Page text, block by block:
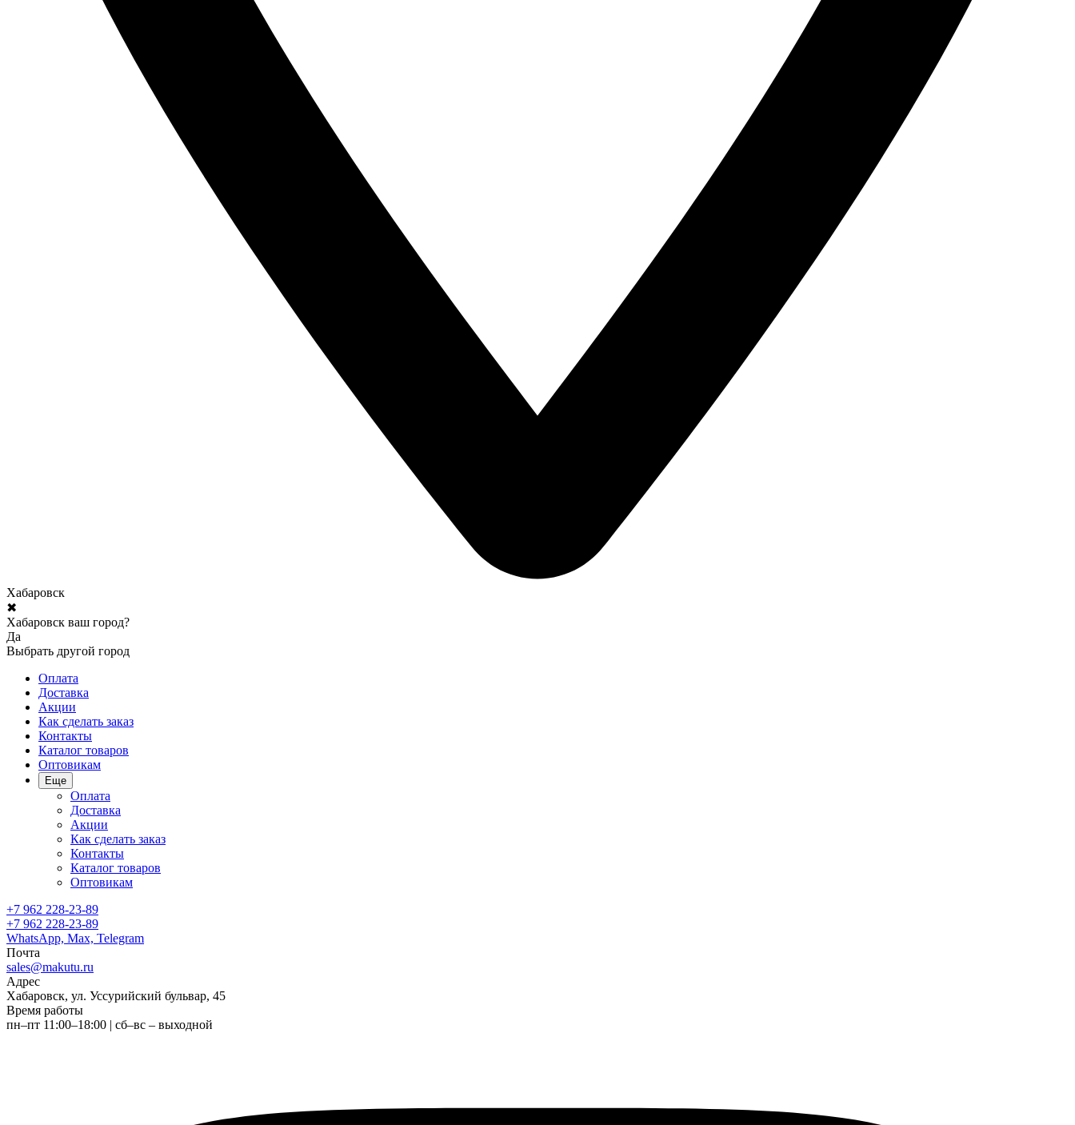
Хабаровск
✖
Хабаровск ваш город?
Да
Выбрать другой город
Оплата
Доставка
Акции
Как сделать заказ
Контакты
Каталог товаров
Оптовикам
Еще
Оплата
Доставка
Акции
Как сделать заказ
Контакты
Каталог товаров
Оптовикам
+7 962 228-23-89
+7 962 228-23-89
WhatsApp, Max, Telegram
Почта
sales@makutu.ru
Адрес
Хабаровск, ул. Уссурийский бульвар, 45
Время работы
пн–пт 11:00–18:00 | сб–вс – выходной